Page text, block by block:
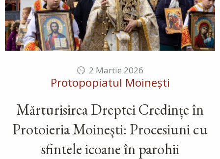
2 Martie 2026
Protopopiatul Moinești
Mărturisirea Dreptei Credințe în
Protoieria Moinești: Procesiuni cu
sfintele icoane în parohii